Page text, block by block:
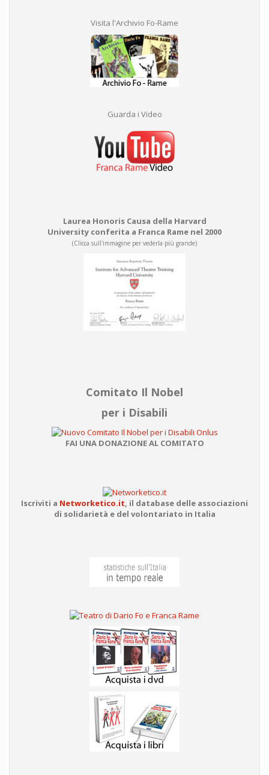
Visita l'Archivio Fo-Rame
Guarda i Video
Laurea Honoris Causa della Harvard
University conferita a Franca Rame nel 2000
(Clicca sull'immagine per vederla più grande)
Comitato Il Nobel
per i Disabili
FAI UNA DONAZIONE AL COMITATO
Iscriviti a Networketico.it, il database delle associazioni
di solidarietà e del volontariato in Italia